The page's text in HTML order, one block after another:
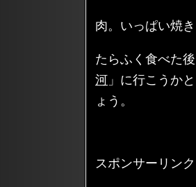
肉。いっぱい焼
たらふく食べた
河 」に行こうか
ょう。
スポンサーリンク